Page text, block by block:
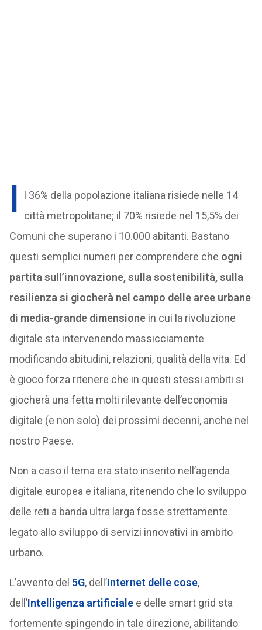
I
l 36% della popolazione italiana risiede nelle 14
città metropolitane; il 70% risiede nel 15,5% dei
Comuni che superano i 10.000 abitanti. Bastano
questi semplici numeri per comprendere che ogni
partita sull’innovazione, sulla sostenibilità, sulla
resilienza si giocherà nel campo delle aree urbane
di media-grande dimensionein cui la rivoluzione
digitale sta intervenendo massicciamente
modificando abitudini, relazioni, qualità della vita. Ed
è gioco forza ritenere che in questi stessi ambiti si
giocherà una fetta molti rilevante dell’economia
digitale (e non solo) dei prossimi decenni, anche nel
nostro Paese.
Non a caso il tema era stato inserito nell’agenda
digitale europea e italiana, ritenendo che lo sviluppo
delle reti a banda ultra larga fosse strettamente
legato allo sviluppo di servizi innovativi in ambito
urbano.
L’avvento del 5G, dell’Internet delle cose,
dell’Intelligenza artificiale e delle smart grid sta
fortemente spingendo in tale direzione, abilitando